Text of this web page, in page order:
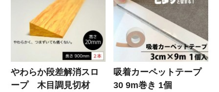
やわらか段差解消スロ
ープ 木目調見切材
吸着カーペットテープ
30 9m巻き 1個